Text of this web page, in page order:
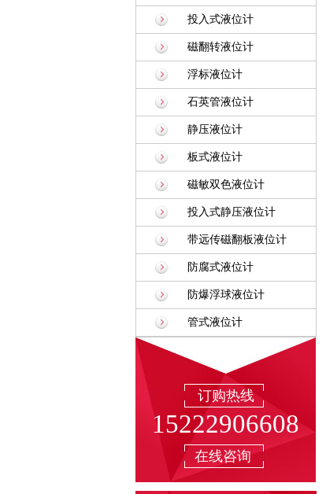
投入式液位计
磁翻转液位计
浮标液位计
石英管液位计
静压液位计
板式液位计
磁敏双色液位计
投入式静压液位计
带远传磁翻板液位计
防腐式液位计
防爆浮球液位计
管式液位计
订购热线
15222906608
在线咨询